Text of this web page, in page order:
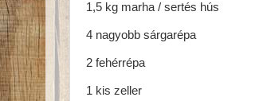
1,5 kg marha / sertés hús
4 nagyobb sárgarépa
2 fehérrépa
1 kis zeller